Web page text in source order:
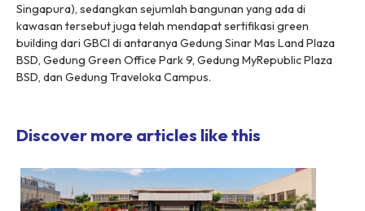
Singapura), sedangkan sejumlah bangunan yang ada di
kawasan tersebut juga telah mendapat sertifikasi green
building dari GBCI di antaranya Gedung Sinar Mas Land Plaza
BSD, Gedung Green Office Park 9, Gedung MyRepublic Plaza
BSD, dan Gedung Traveloka Campus.
Discover more articles like this